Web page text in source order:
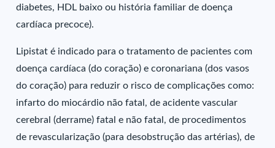
diabetes, HDL baixo ou história familiar de doença
cardíaca precoce).
Lipistat é indicado para o tratamento de pacientes com
doença cardíaca (do coração) e coronariana (dos vasos
do coração) para reduzir o risco de complicações como:
infarto do miocárdio não fatal, de acidente vascular
cerebral (derrame) fatal e não fatal, de procedimentos
de revascularização (para desobstrução das artérias), de